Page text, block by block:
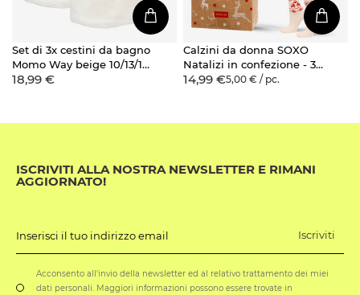
Set di 3x cestini da bagno
Momo Way beige 10/13/16
cm
18,99 €
Calzini da donna SOXO
Natalizi in confezione - 3
paia
14,99 €5,00 € / pc.
ISCRIVITI ALLA NOSTRA NEWSLETTER E RIMANI
AGGIORNATO!
Inserisci il tuo indirizzo email Iscriviti
Acconsento all'invio della newsletter ed al relativo trattamento dei miei
dati personali. Maggiori informazioni possono essere trovate in